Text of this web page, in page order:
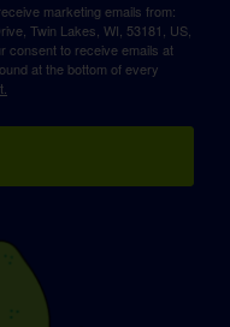
marketing emails from:
Twin Lakes, WI, 53181, US,
consent to receive emails at
at the bottom of every